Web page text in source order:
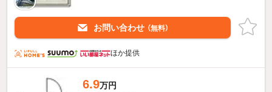
お問い合わせ （無料）
ほか提供
6.9万円